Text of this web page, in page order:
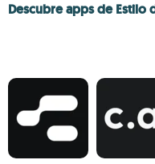
Descubre apps de Estilo